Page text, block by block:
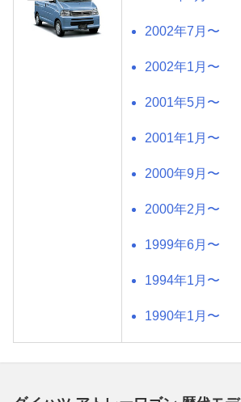
2002年7月〜
2002年1月〜
2001年5月〜
2001年1月〜
2000年9月〜
2000年2月〜
1999年6月〜
1994年1月〜
1990年1月〜